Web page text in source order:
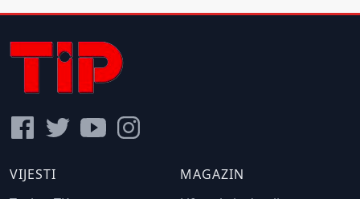
VIJESTI
MAGAZIN